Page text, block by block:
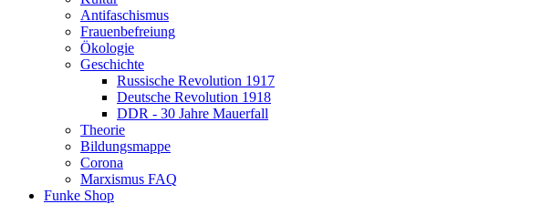
Antifaschismus
Frauenbefreiung
Ökologie
Geschichte
Russische Revolution 1917
Deutsche Revolution 1918
DDR - 30 Jahre Mauerfall
Theorie
Bildungsmappe
Corona
Marxismus FAQ
Funke Shop